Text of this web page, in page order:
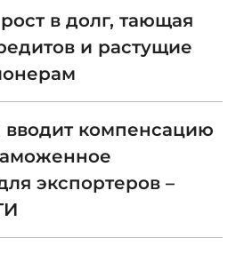
в долг, тающая
и растущие
компенсацию
экспортеров –